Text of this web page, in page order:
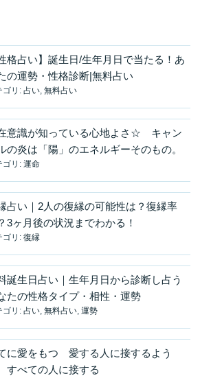
性格占い】誕生日/生年月日で当たる！あ
の運勢・性格診断|無料占い
ゴリ: 占い 無料占い
意識が知っている心地よさ☆ キャン
の炎は「陽」のエネルギーそのもの。
ゴリ: 運命
占い｜2人の復縁の可能性は？復縁率
3ヶ月後の状況までわかる！
ゴリ: 復縁
誕生日占い｜生年月日から診断し占う
たの性格タイプ・相性・運勢
ゴリ: 占い 無料占い 運勢
に愛をもつ 愛する人に接するよう
すべての人に接する